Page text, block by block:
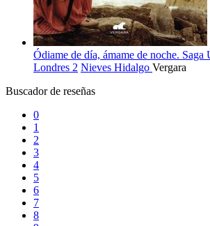
Ódiame de día, ámame de noche. Saga
Londres 2 Nieves Hidalgo Vergara
Buscador de reseñas
0
1
2
3
4
5
6
7
8